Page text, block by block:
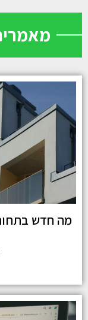
מה חדש בתחום